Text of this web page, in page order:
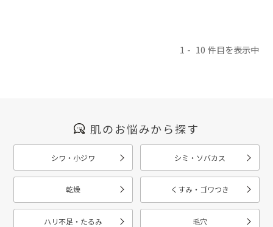
1 10
肌のお悩みから探す
シワ・小ジワ シミ・ソバカス
乾燥 くすみ・ゴワつき
ハリ不足・たるみ 毛穴